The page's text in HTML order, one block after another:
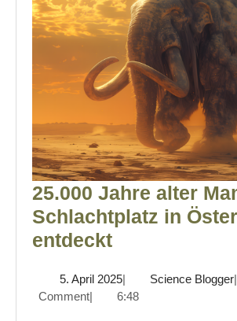
25.000 Jahre alter
Schlachtplatz in
entdeckt25.000
alter
5. April 20255.
April
| Science Blogger|
Comment| 6:48